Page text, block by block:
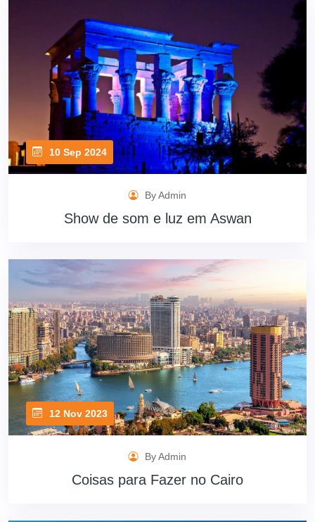
10 Sep 2024
By Admin
Show de som e luz em Aswan
12 Nov 2023
By Admin
Coisas para Fazer no Cairo